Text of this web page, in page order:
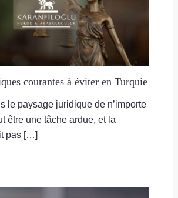
courantes à éviter en Turquie
le paysage juridique de n’importe
être une tâche ardue, et la
pas […]